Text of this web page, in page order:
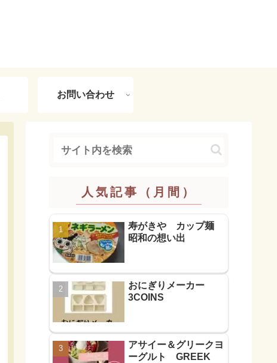
お問い合わせ
人気記事（月間）
寿がきや カップ麺
昭和の想い出
おにぎりメーカー
3COINS
アサイー＆グリークヨ
ーグルト GREEK